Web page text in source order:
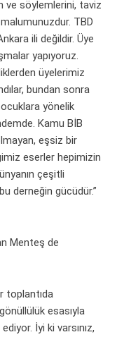
ve söylemlerini, taviz
TBD
ili değildir. Üye
yapıyoruz.
üyelerimiz
bundan sonra
yönelik
Kamu BİB
eşsiz bir
eserler hepimizin
çeşitli
derneğin gücüdür.”
Menteş de
toplantıda
esasıyla
İyi ki varsınız,